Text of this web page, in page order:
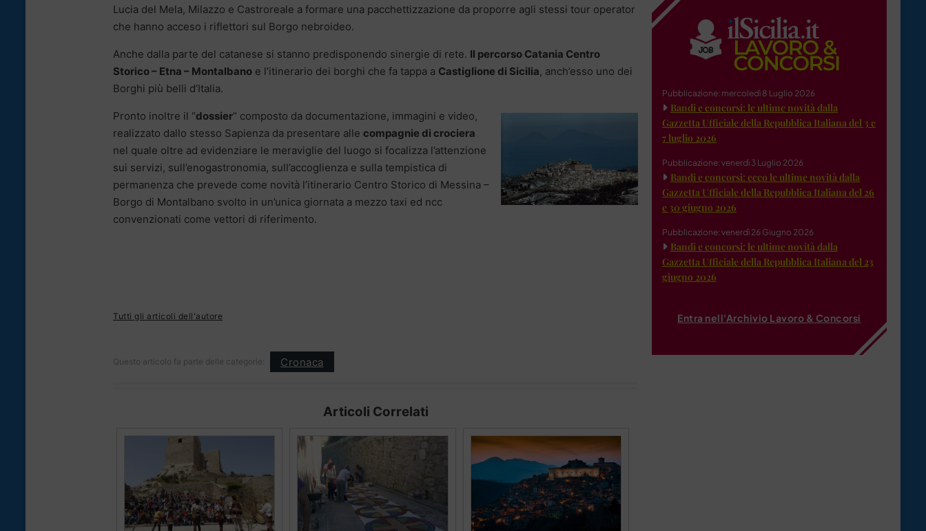
Lucia del Mela, Milazzo e Castroreale a formare una pacchettizzazione da proporre agli stessi tour operator
che hanno acceso i riflettori sul Borgo nebroideo.
Anche dalla parte del catanese si stanno predisponendo sinergie di rete. Il percorso Catania Centro
Storico – Etna – Montalbano e l’itinerario dei borghi che fa tappa a Castiglione di Sicilia, anch’esso uno dei
Borghi più belli d’Italia.
Pronto inoltre il “dossier” composto da documentazione, immagini e video,
realizzato dallo stesso Sapienza da presentare alle compagnie di crociera
nel quale oltre ad evidenziare le meraviglie del luogo si focalizza l’attenzione
sui servizi, sull’enogastronomia, sull’accoglienza e sulla tempistica di
permanenza che prevede come novità l’itinerario Centro Storico di Messina –
Borgo di Montalbano svolto in un’unica giornata a mezzo taxi ed ncc
convenzionati come vettori di riferimento.
Tutti gli articoli dell'autore
Questo articolo fa parte delle categorie: Cronaca
Articoli Correlati
Pubblicazione: mercoledì 8 Luglio 2026
Bandi e concorsi: le ultime novità dalla
Gazzetta Ufficiale della Repubblica Italiana del 3 e
7 luglio 2026
Pubblicazione: venerdì 3 Luglio 2026
Bandi e concorsi: ecco le ultime novità dalla
Gazzetta Ufficiale della Repubblica Italiana del 26
e 30 giugno 2026
Pubblicazione: venerdì 26 Giugno 2026
Bandi e concorsi: le ultime novità dalla
Gazzetta Ufficiale della Repubblica Italiana del 23
giugno 2026
Entra nell'Archivio Lavoro & Concorsi